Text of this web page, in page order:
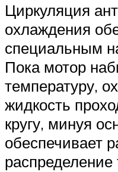
Циркуляция
охлаждения
специальным
Пока мотор
температуру,
жидкость
кругу, минуя
обеспечивает
распределение